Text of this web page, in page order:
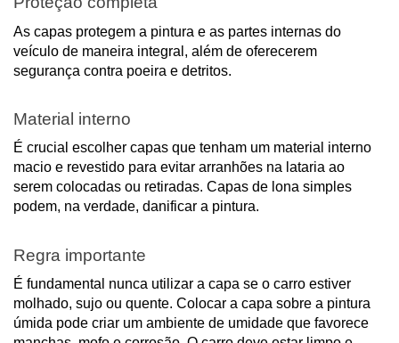
As capas protegem a pintura e as partes internas do
veículo de maneira integral, além de oferecerem
segurança contra poeira e detritos.
Material interno
É crucial escolher capas que tenham um material interno
macio e revestido para evitar arranhões na lataria ao
serem colocadas ou retiradas. Capas de lona simples
podem, na verdade, danificar a pintura.
Regra importante
É fundamental nunca utilizar a capa se o carro estiver
molhado, sujo ou quente. Colocar a capa sobre a pintura
úmida pode criar um ambiente de umidade que favorece